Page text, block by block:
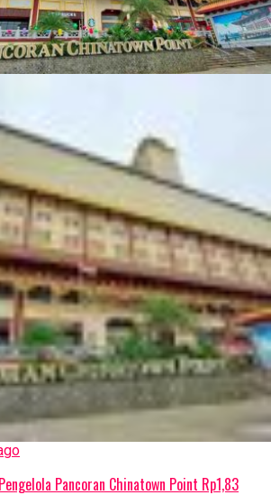
Pancoran Chinatown Point Rp1,83